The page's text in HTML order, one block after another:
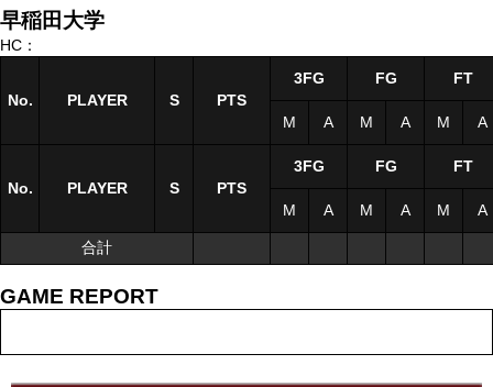
早稲田大学
HC：
No. PLAYER S
No. PLAYER S
合計
No. PLAYER S PTS
3FG FG FT
M A M A M A
No. PLAYER S PTS
3FG FG FT
M A M A M A
合計
GAME REPORT